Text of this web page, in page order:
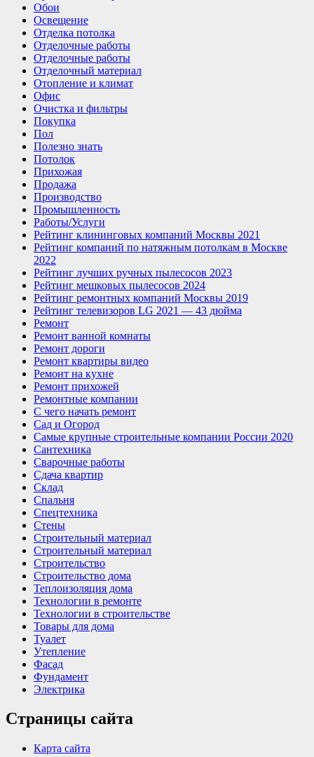
Обои
Освещение
Отделка потолка
Отделочные работы
Отделочные работы
Отделочный материал
Отопление и климат
Офис
Очистка и фильтры
Покупка
Пол
Полезно знать
Потолок
Прихожая
Продажа
Производство
Промышленность
Работы/Услуги
Рейтинг клининговых компаний Москвы 2021
Рейтинг компаний по натяжным потолкам в Москве
2022
Рейтинг лучших ручных пылесосов 2023
Рейтинг мешковых пылесосов 2024
Рейтинг ремонтных компаний Москвы 2019
Рейтинг телевизоров LG 2021 — 43 дюйма
Ремонт
Ремонт ванной комнаты
Ремонт дороги
Ремонт квартиры видео
Ремонт на кухне
Ремонт прихожей
Ремонтные компании
С чего начать ремонт
Сад и Огород
Самые крупные строительные компании России 2020
Сантехника
Сварочные работы
Сдача квартир
Склад
Спальня
Спецтехника
Стены
Строительный материал
Строительный материал
Строительство
Строительство дома
Теплоизоляция дома
Технологии в ремонте
Технологии в строительстве
Товары для дома
Туалет
Утепление
Фасад
Фундамент
Электрика
Страницы сайта
Карта сайта